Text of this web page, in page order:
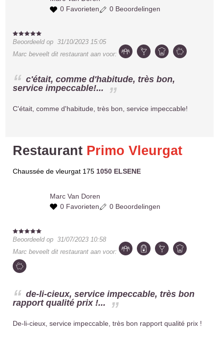
0 Favorieten
0 Beoordelingen
Beoordeeld op31/10/2023 15:05
Marc beveelt dit restaurant aan voor:
c'était, comme d'habitude, très bon,
service impeccable!...
C'était, comme d'habitude, très bon, service impeccable!
Restaurant Primo Vleurgat
Chaussée de vleurgat 175 1050 ELSENE
Marc Van Doren
0 Favorieten
0 Beoordelingen
Beoordeeld op31/07/2023 10:58
Marc beveelt dit restaurant aan voor:
de-li-cieux, service impeccable, très bon
rapport qualité prix !...
De-li-cieux, service impeccable, très bon rapport qualité prix !